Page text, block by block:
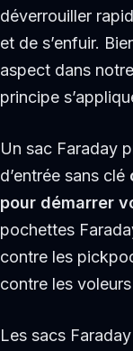
déverrouiller
et de s’enfuir.
aspect dans
principe
Un sac Faraday
d’entrée sans clé
pour démarrer
pochettes
contre les
contre les
Les sacs